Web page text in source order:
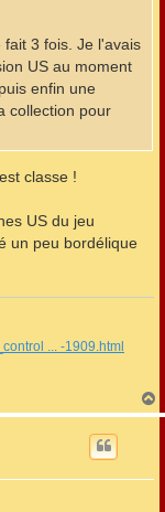
3 fois. Je l'avais
US au moment
enfin une
collection pour
classe !
US du jeu
un peu bordélique
... -1909.html
a